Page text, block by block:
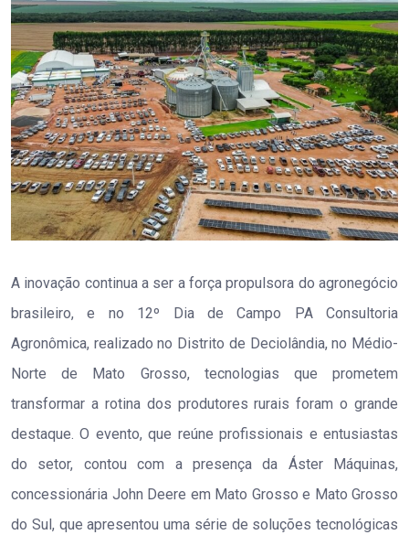
A inovação continua a ser a força propulsora do agronegócio
brasileiro, e no 12º Dia de Campo PA Consultoria
Agronômica, realizado no Distrito de Deciolândia, no Médio-
Norte de Mato Grosso, tecnologias que prometem
transformar a rotina dos produtores rurais foram o grande
destaque. O evento, que reúne profissionais e entusiastas
do setor, contou com a presença da Áster Máquinas,
concessionária John Deere em Mato Grosso e Mato Grosso
do Sul, que apresentou uma série de soluções tecnológicas